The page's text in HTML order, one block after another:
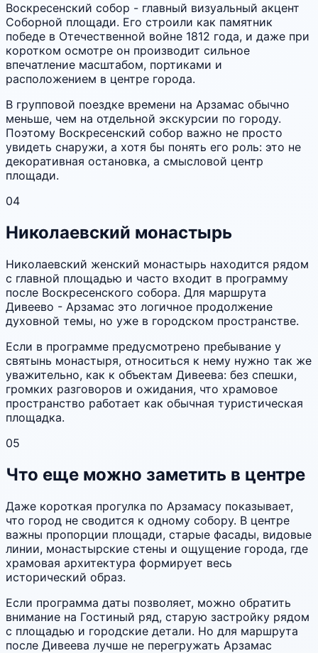
Воскресенский собор - главный визуальный акцент
Соборной площади. Его строили как памятник
победе в Отечественной войне 1812 года, и даже при
коротком осмотре он производит сильное
впечатление масштабом, портиками и
расположением в центре города.
В групповой поездке времени на Арзамас обычно
меньше, чем на отдельной экскурсии по городу.
Поэтому Воскресенский собор важно не просто
увидеть снаружи, а хотя бы понять его роль: это не
декоративная остановка, а смысловой центр
площади.
04
Николаевский монастырь
Николаевский женский монастырь находится рядом
с главной площадью и часто входит в программу
после Воскресенского собора. Для маршрута
Дивеево - Арзамас это логичное продолжение
духовной темы, но уже в городском пространстве.
Если в программе предусмотрено пребывание у
святынь монастыря, относиться к нему нужно так же
уважительно, как к объектам Дивеева: без спешки,
громких разговоров и ожидания, что храмовое
пространство работает как обычная туристическая
площадка.
05
Что еще можно заметить в центре
Даже короткая прогулка по Арзамасу показывает,
что город не сводится к одному собору. В центре
важны пропорции площади, старые фасады, видовые
линии, монастырские стены и ощущение города, где
храмовая архитектура формирует весь
исторический образ.
Если программа даты позволяет, можно обратить
внимание на Гостиный ряд, старую застройку рядом
с площадью и городские детали. Но для маршрута
после Дивеева лучше не перегружать Арзамас